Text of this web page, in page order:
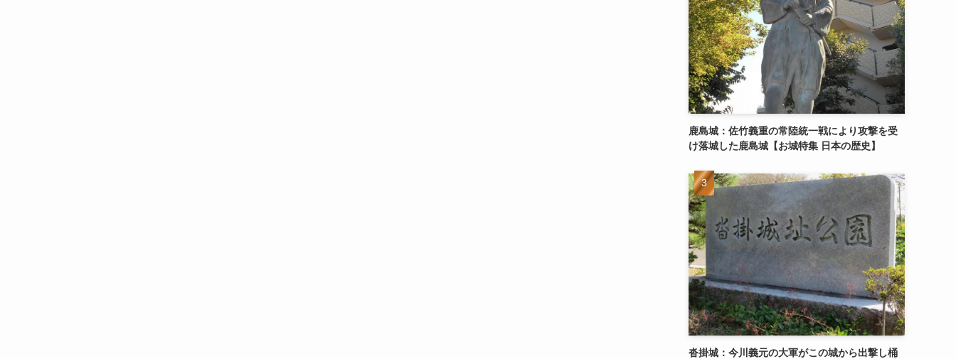
鹿島城：佐竹義重の常陸統一戦により攻撃を受
け落城した鹿島城【お城特集 日本の歴史】
沓掛城：今川義元の大軍がこの城から出撃し桶